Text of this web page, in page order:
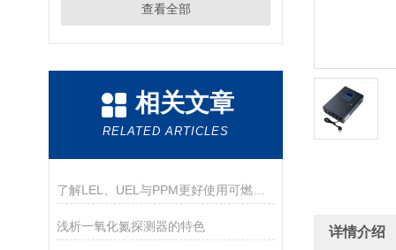
查看全部
相关文章
RELATED ARTICLES
浅析一氧化氮探测器的特色 详情介绍